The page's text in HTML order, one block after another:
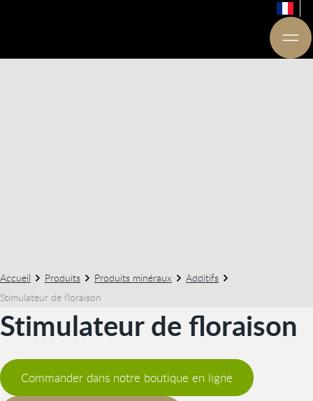
Accueil Produits Produits minéraux
Additifs
Stimulateur de floraison
Stimulateur de floraison
Commander dans notre boutique en ligne